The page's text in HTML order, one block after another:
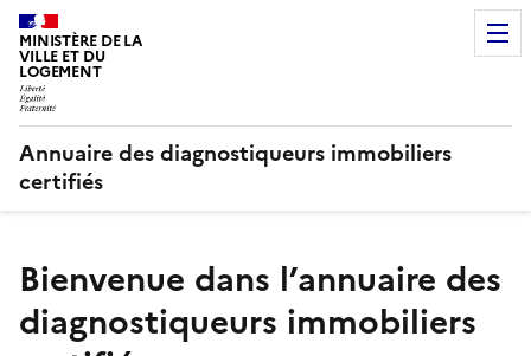
MINISTÈRE DE LA
VILLE ET DU
LOGEMENT
Annuaire des diagnostiqueurs immobiliers
certifiés
Bienvenue dans l’annuaire des
diagnostiqueurs immobiliers